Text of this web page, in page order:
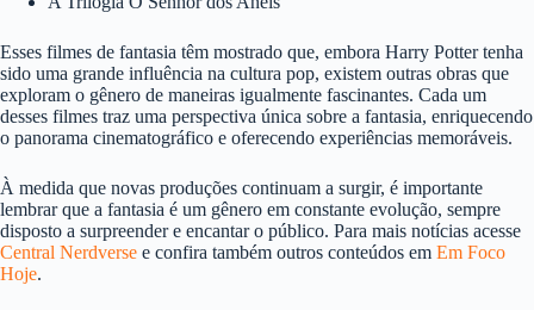
Esses filmes de fantasia têm mostrado que, embora Harry Potter tenha
sido uma grande influência na cultura pop, existem outras obras que
exploram o gênero de maneiras igualmente fascinantes. Cada um
desses filmes traz uma perspectiva única sobre a fantasia, enriquecendo
o panorama cinematográfico e oferecendo experiências memoráveis.
À medida que novas produções continuam a surgir, é importante
lembrar que a fantasia é um gênero em constante evolução, sempre
disposto a surpreender e encantar o público. Para mais notícias acesse
Central Nerdverse e confira também outros conteúdos em Em Foco
Hoje.